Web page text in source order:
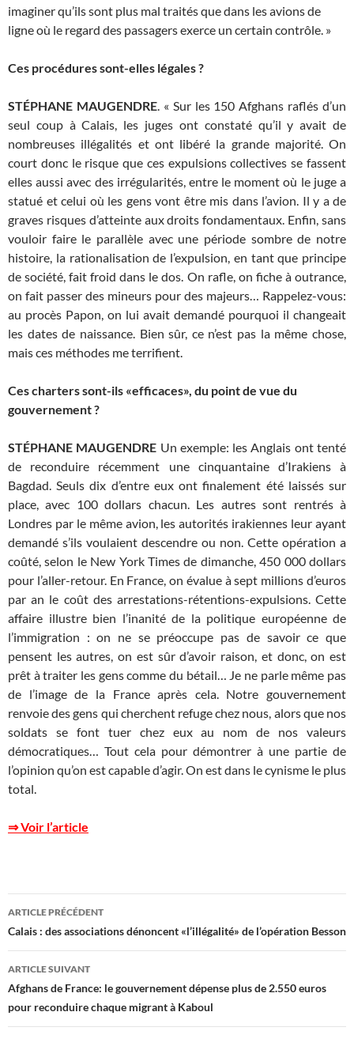
imaginer qu’ils sont plus mal traités que dans les avions de
ligne où le regard des passagers exerce un certain contrôle. »
Ces procédures sont-elles légales ?
STÉPHANE MAUGENDRE. « Sur les 150 Afghans raflés d’un
seul coup à Calais, les juges ont constaté qu’il y avait de
nombreuses illégalités et ont libéré la grande majorité. On
court donc le risque que ces expulsions collectives se fassent
elles aussi avec des irrégularités, entre le moment où le juge a
statué et celui où les gens vont être mis dans l’avion. Il y a de
graves risques d’atteinte aux droits fondamentaux. Enfin, sans
vouloir faire le parallèle avec une période sombre de notre
histoire, la rationalisation de l’expulsion, en tant que principe
de société, fait froid dans le dos. On rafle, on fiche à outrance,
on fait passer des mineurs pour des majeurs… Rappelez-vous:
au procès Papon, on lui avait demandé pourquoi il changeait
les dates de naissance. Bien sûr, ce n’est pas la même chose,
mais ces méthodes me terrifient.
Ces charters sont-ils «efficaces», du point de vue du
gouvernement ?
STÉPHANE MAUGENDRE Un exemple: les Anglais ont tenté
de reconduire récemment une cinquantaine d’Irakiens à
Bagdad. Seuls dix d’entre eux ont finalement été laissés sur
place, avec 100 dollars chacun. Les autres sont rentrés à
Londres par le même avion, les autorités irakiennes leur ayant
demandé s’ils voulaient descendre ou non. Cette opération a
coûté, selon le New York Times de dimanche, 450 000 dollars
pour l’aller-retour. En France, on évalue à sept millions d’euros
par an le coût des arrestations-rétentions-expulsions. Cette
affaire illustre bien l’inanité de la politique européenne de
l’immigration : on ne se préoccupe pas de savoir ce que
pensent les autres, on est sûr d’avoir raison, et donc, on est
prêt à traiter les gens comme du bétail… Je ne parle même pas
de l’image de la France après cela. Notre gouvernement
renvoie des gens qui cherchent refuge chez nous, alors que nos
soldats se font tuer chez eux au nom de nos valeurs
démocratiques… Tout cela pour démontrer à une partie de
l’opinion qu’on est capable d’agir. On est dans le cynisme le plus
total.
⇒ Voir l’article
Navigation
des
articles
ARTICLE PRÉCÉDENT
Calais : des associations dénoncent «l’illégalité» de l’opération Besson
ARTICLE SUIVANT
Afghans de France: le gouvernement dépense plus de 2.550 euros
pour reconduire chaque migrant à Kaboul